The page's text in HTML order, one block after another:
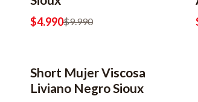
$4.990$9.990
-60% OFF
Short Mujer Viscosa
Liviano Negro Sioux